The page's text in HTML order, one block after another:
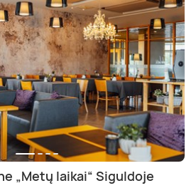
„Metų laikai“ Siguldoje